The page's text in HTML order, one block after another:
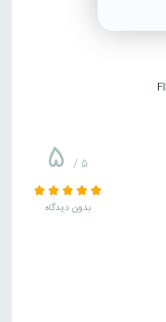
5 / 5
بدون دیدگاه